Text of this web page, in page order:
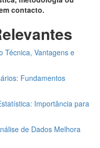
contacto.
Técnica, Vantagens e
Fundamentos
Importância para
de Dados Melhora